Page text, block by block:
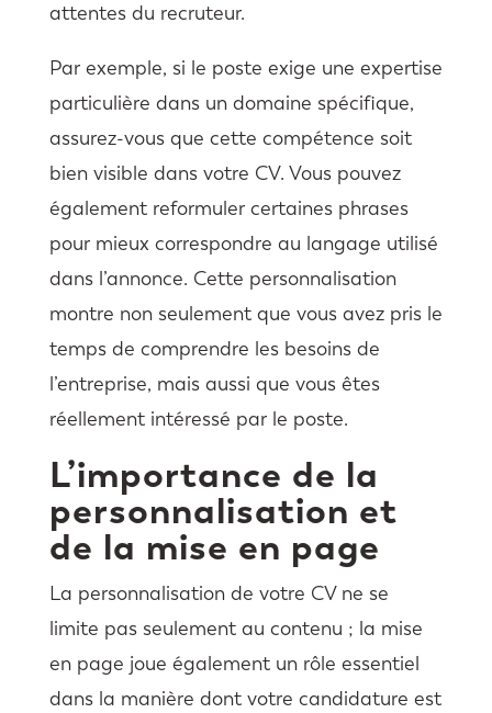
attentes du recruteur.
Par exemple, si le poste exige une expertise
particulière dans un domaine spécifique,
assurez-vous que cette compétence soit
bien visible dans votre CV. Vous pouvez
également reformuler certaines phrases
pour mieux correspondre au langage utilisé
dans l’annonce. Cette personnalisation
montre non seulement que vous avez pris le
temps de comprendre les besoins de
l’entreprise, mais aussi que vous êtes
réellement intéressé par le poste.
L’importance de la
personnalisation et
de la mise en page
La personnalisation de votre CV ne se
limite pas seulement au contenu ; la mise
en page joue également un rôle essentiel
dans la manière dont votre candidature est